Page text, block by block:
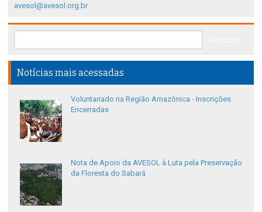
avesol@avesol.org.br
Notícias mais acessadas
Voluntariado na Região Amazônica - Inscrições
Encerradas
Nota de Apoio da AVESOL à Luta pela Preservação
da Floresta do Sabará